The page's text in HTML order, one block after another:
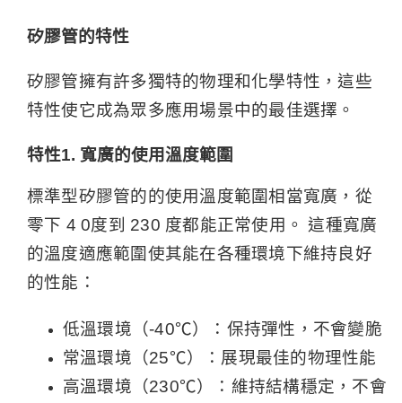
矽膠管的特性
矽膠管擁有許多獨特的物理和化學特性，這些
特性使它成為眾多應用場景中的最佳選擇。
特性1. 寬廣的使用溫度範圍
標準型矽膠管的的使用溫度範圍相當寬廣，從
零下 4 0度到 230 度都能正常使用。 這種寬廣
的溫度適應範圍使其能在各種環境下維持良好
的性能：
低溫環境（-40℃）：保持彈性，不會變脆
常溫環境（25℃）：展現最佳的物理性能
高溫環境（230℃）：維持結構穩定，不會